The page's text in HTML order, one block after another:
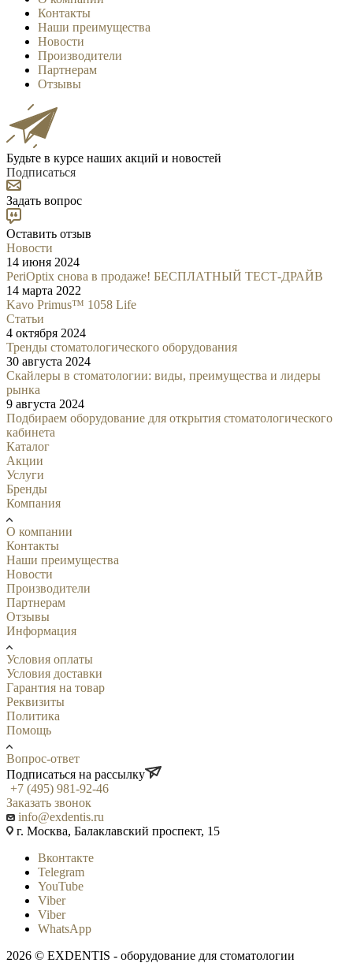
Контакты
Наши преимущества
Новости
Производители
Партнерам
Отзывы
Будьте в курсе наших акций и новостей
Подписаться
Задать вопрос
Оставить отзыв
Новости
14 июня 2024
PeriOptix снова в продаже! БЕСПЛАТНЫЙ ТЕСТ-ДРАЙВ
14 марта 2022
Kavo Primus™ 1058 Life
Статьи
4 октября 2024
Тренды стоматологического оборудования
30 августа 2024
Скайлеры в стоматологии: виды, преимущества и лидеры
рынка
9 августа 2024
Подбираем оборудование для открытия стоматологического
кабинета
Каталог
Акции
Услуги
Бренды
Компания
О компании
Контакты
Наши преимущества
Новости
Производители
Партнерам
Отзывы
Информация
Условия оплаты
Условия доставки
Гарантия на товар
Реквизиты
Политика
Помощь
Вопрос-ответ
Подписаться на рассылку
+7 (495) 981-92-46
Заказать звонок
info@exdentis.ru
г. Москва, Балаклавский проспект, 15
Вконтакте
Telegram
YouTube
Viber
Viber
WhatsApp
2026 © EXDENTIS - оборудование для стоматологии